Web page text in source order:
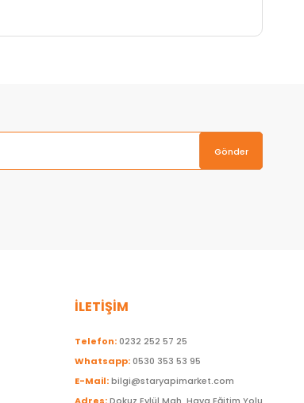
Gönder
İLETİŞİM
Telefon:0232 252 57 25
Whatsapp:0530 353 53 95
E-Mail:bilgi@staryapimarket.com